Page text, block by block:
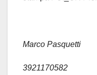
Marco Pasquetti
3921170582